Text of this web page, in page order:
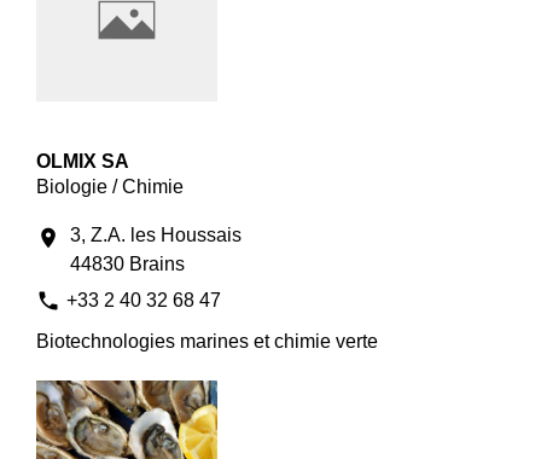
OLMIX SA
Biologie / Chimie
location_on
3, Z.A. les Houssais
44830 Brains
phone +33 2 40 32 68 47
Biotechnologies marines et chimie verte